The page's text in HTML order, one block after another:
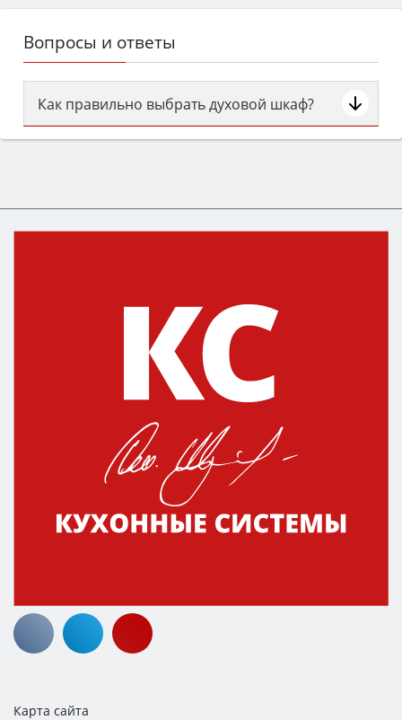
Вопросы и ответы
Как правильно выбрать духовой шкаф?
Сначала определитесь с типом (газовый или
класс энергопотребления не ниже A и нужные
Карта сайта